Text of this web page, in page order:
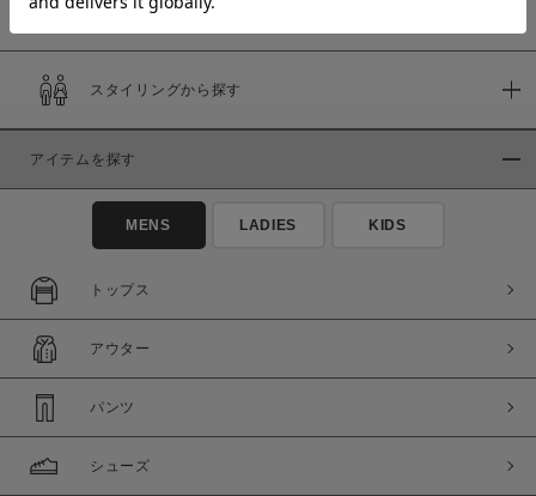
商品タイプ
通常商品
セール価格
在庫
在庫あり
予約商品
スタイリングから探す
アイテムを探す
MENS LADIES KIDS
トップス
アウター
パンツ
シューズ